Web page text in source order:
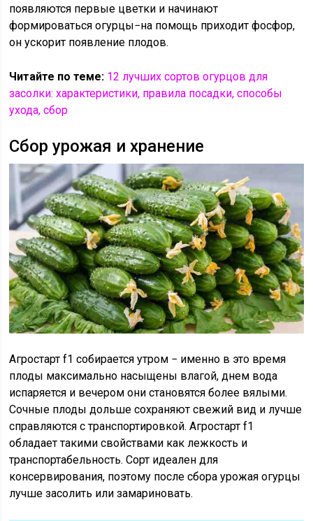
появляются первые цветки и начинают
формироваться огурцы−на помощь приходит фосфор,
он ускорит появление плодов.
Читайте по теме: 12 лучших сортов огурцов для
засолки: характеристики, правила посадки, способы
ухода, сбор
Сбор урожая и хранение
Агростарт f1 собирается утром − именно в это время
плоды максимально насыщены влагой, днем вода
испаряется и вечером они становятся более вялыми.
Сочные плоды дольше сохраняют свежий вид и лучше
справляются с транспортировкой. Агростарт f1
обладает такими свойствами как лежкость и
транспортабельность. Сорт идеален для
консервирования, поэтому после сбора урожая огурцы
лучше засолить или замариновать.